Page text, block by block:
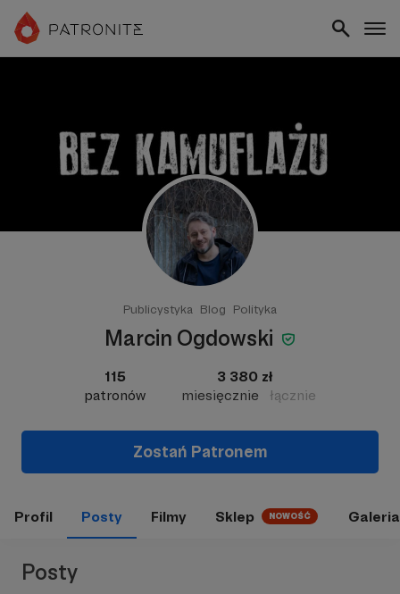
Publicystyka Blog Polityka
Marcin Ogdowski
115
patronów
3 380 zł
miesięcznie
łącznie
Zostań Patronem
Profil Posty Filmy Sklep NOWOŚĆ Galeria
Posty